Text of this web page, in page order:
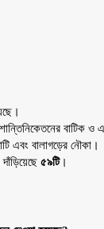
বাটিক ও
এবং বালাগড়ের নৌকা।
৫৯টি।